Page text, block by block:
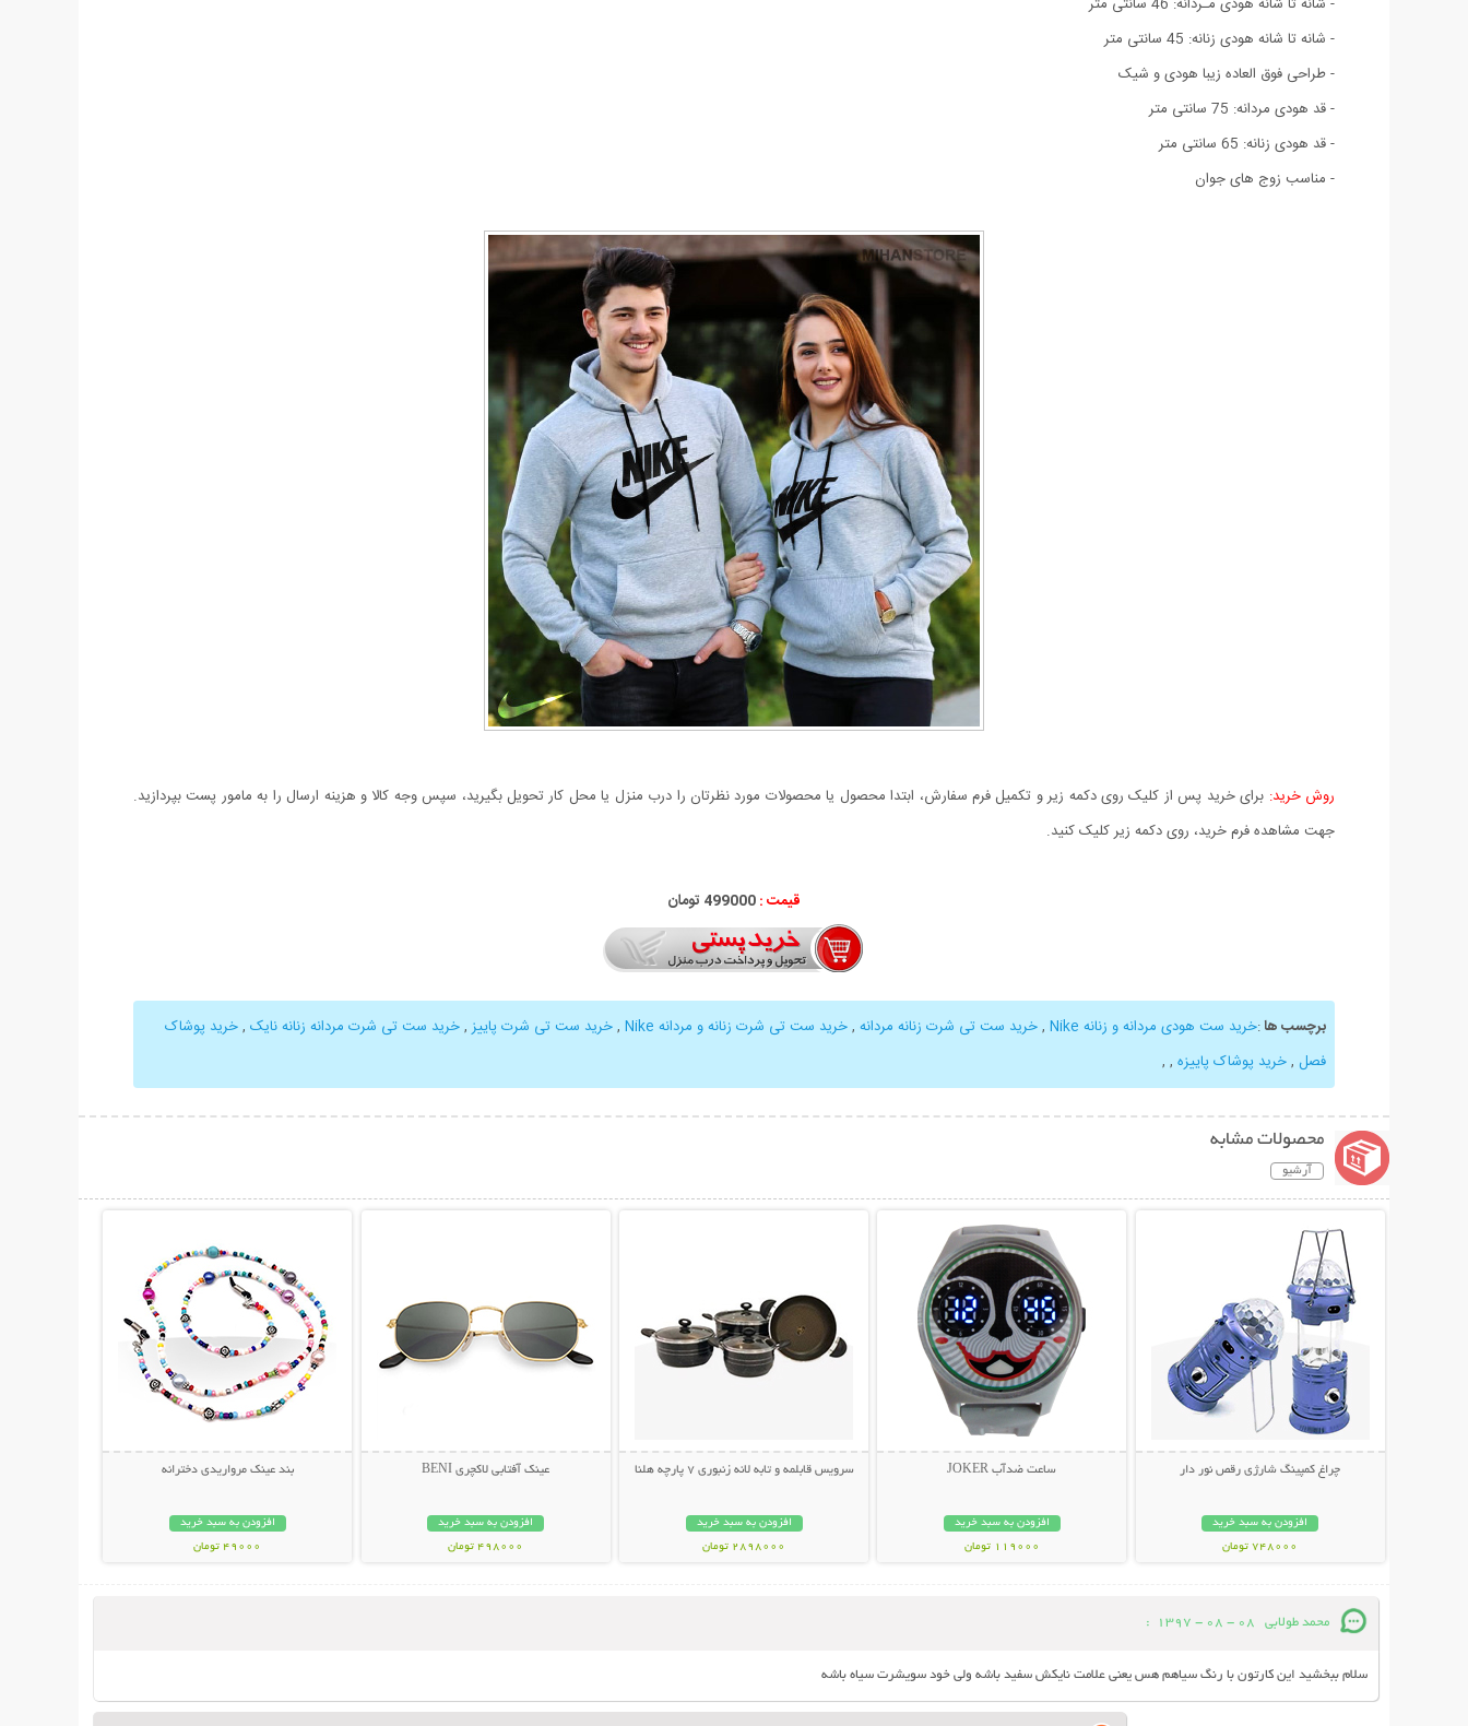
- شانه تا شانه هودی زنانه: 45 سانتی متر
- طراحی فوق العاده زیبا هودی و شیک
- قد هودی مردانه: 75 سانتی متر
- قد هودی زنانه: 65 سانتی متر
- مناسب زوج های جوان
روش خرید: برای خرید پس از کلیک روی دکمه زیر و تکمیل فرم سفارش، ابتدا محصول یا محصولات مورد نظرتان را درب منزل یا محل کار تحویل بگیرید، سپس وجه کالا و هزینه ارسال را به مامور پست بپردازید.
جهت مشاهده فرم خرید، روی دکمه زیر کلیک کنید.
قیمت : 499000 تومان
برچسب ها:خرید ست هودی مردانه و زنانه Nike ,خرید ست تی شرت زنانه مردانه ,خرید ست تی شرت زنانه و مردانه Nike ,خرید ست تی شرت پاییز ,خرید ست تی شرت مردانه زنانه نایک ,خرید پوشاک
فصل ,خرید پوشاک پاییزه ,
,
محصولات مشابه
آرشیو
چراغ کمپینگ شارژی رقص نور دار
افزودن به سبد خرید
748000 تومان
ساعت ضدآب JOKER
افزودن به سبد خرید
119000 تومان
سرویس قابلمه و تابه لانه زنبوری 7 پارچه هلنا
افزودن به سبد خرید
2898000 تومان
عینک آفتابی لاکچری BENI
افزودن به سبد خرید
498000 تومان
بند عینک مرواریدی دخترانه
افزودن به سبد خرید
49000 تومان
محمد طولابی 08 - 08 - 1397
:
سلام ببخشید این کارتون با رنگ سیاهم هس یعنی علامت نایکش سفید باشه ولی خود سویشرت سیاه باشه